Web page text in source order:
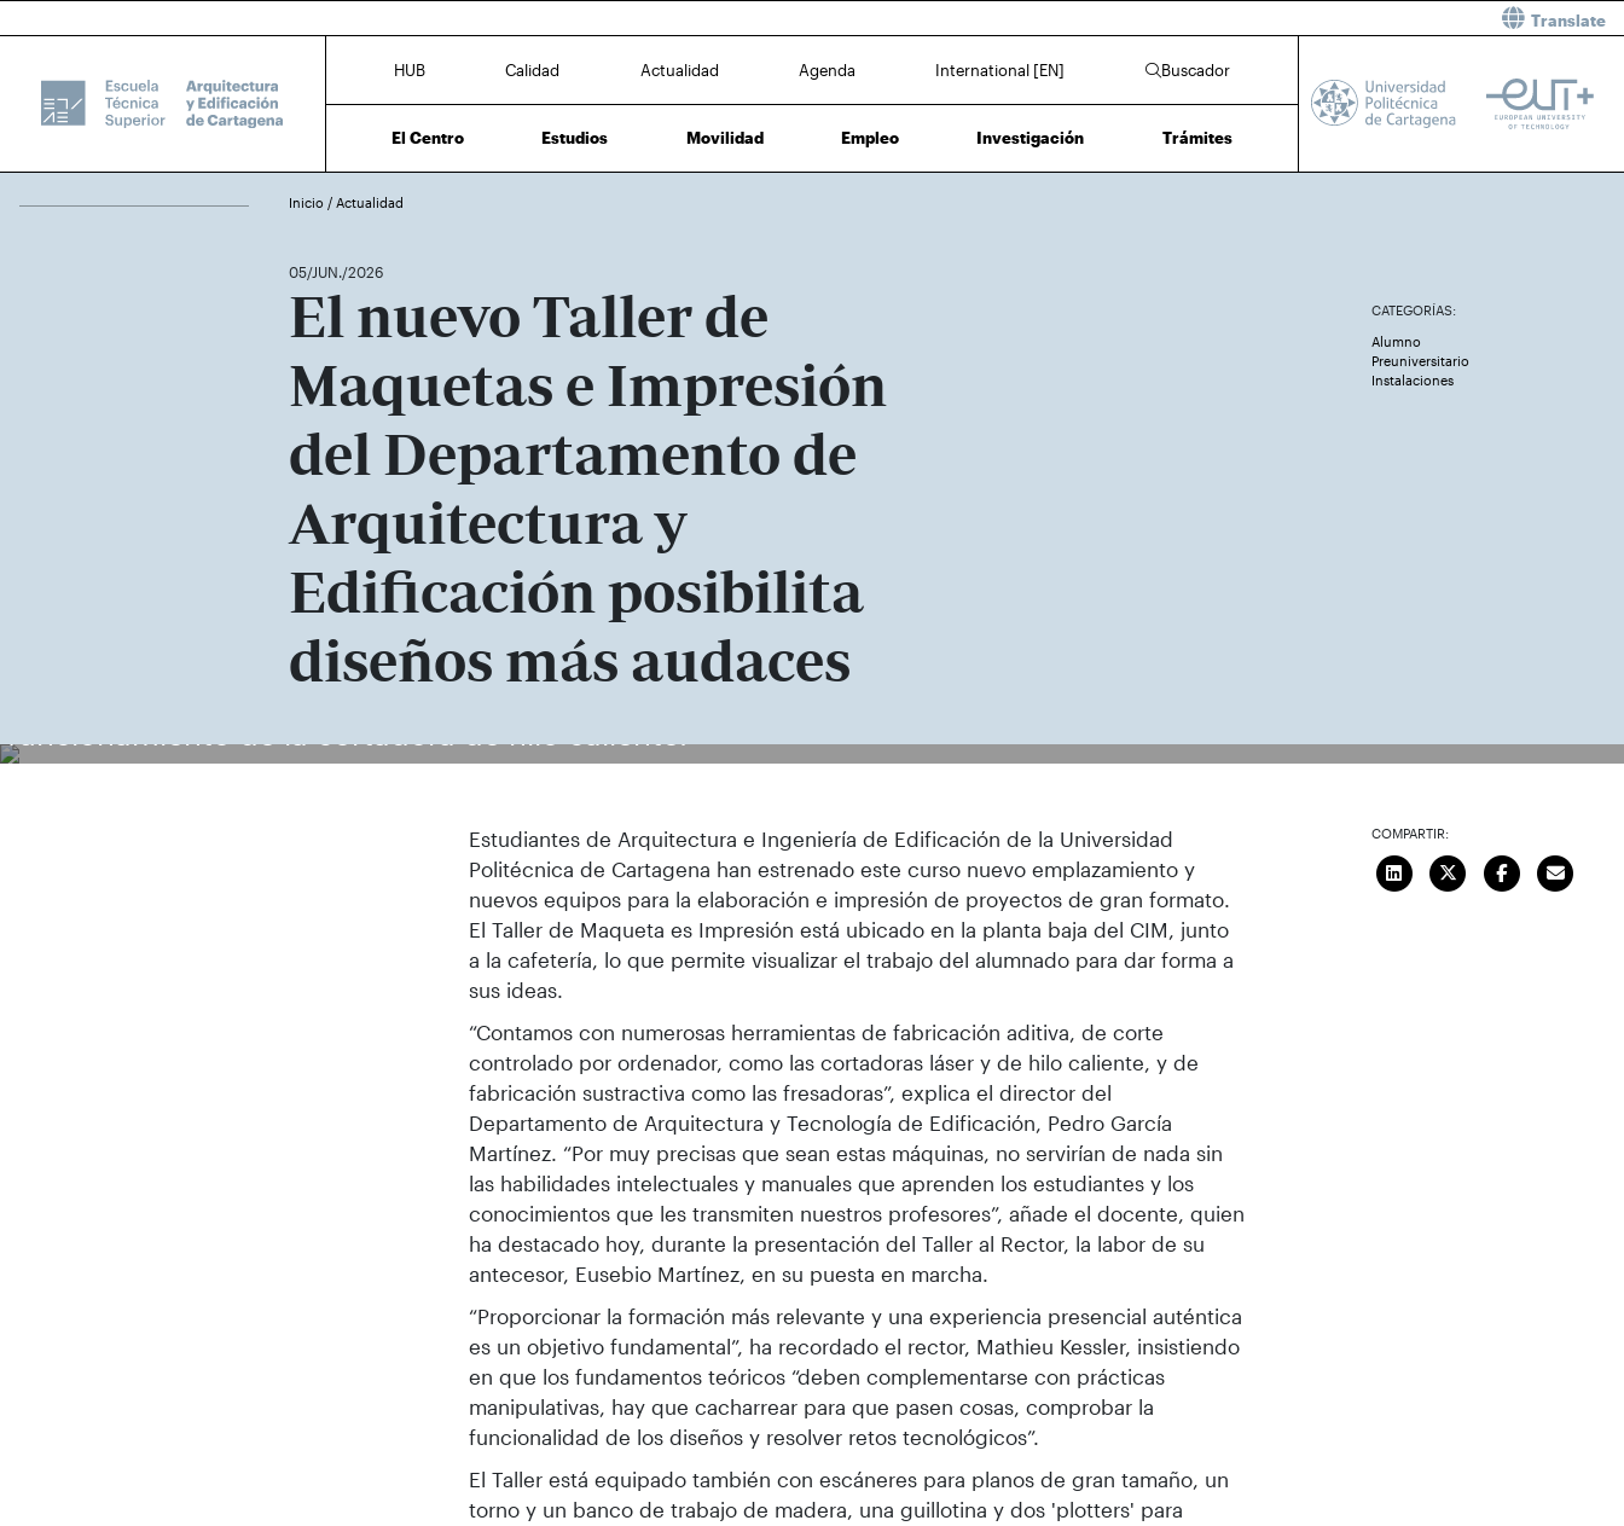
Translate
HUB Calidad Actualidad Agenda International [EN] Buscador
El Centro Estudios Movilidad Empleo Investigación Trámites
Inicio / Actualidad
05/JUN./2026
El nuevo Taller de
Maquetas e Impresión
del Departamento de
Arquitectura y
Edificación posibilita
diseños más audaces
CATEGORÍAS:
Alumno
Preuniversitario
Instalaciones
Raffaele Pérez, técnico del Departamento de Arquitectura y Tecnología de Edificación, explicando el
Estudiantes de Arquitectura e Ingeniería de Edificación de la Universidad
Politécnica de Cartagena han estrenado este curso nuevo emplazamiento y
nuevos equipos para la elaboración e impresión de proyectos de gran formato.
El Taller de Maqueta es Impresión está ubicado en la planta baja del CIM, junto
a la cafetería, lo que permite visualizar el trabajo del alumnado para dar forma a
sus ideas.
“Contamos con numerosas herramientas de fabricación aditiva, de corte
controlado por ordenador, como las cortadoras láser y de hilo caliente, y de
fabricación sustractiva como las fresadoras”, explica el director del
Departamento de Arquitectura y Tecnología de Edificación, Pedro García
Martínez. “Por muy precisas que sean estas máquinas, no servirían de nada sin
las habilidades intelectuales y manuales que aprenden los estudiantes y los
conocimientos que les transmiten nuestros profesores”, añade el docente, quien
ha destacado hoy, durante la presentación del Taller al Rector, la labor de su
antecesor, Eusebio Martínez, en su puesta en marcha.
“Proporcionar la formación más relevante y una experiencia presencial auténtica
es un objetivo fundamental”, ha recordado el rector, Mathieu Kessler, insistiendo
en que los fundamentos teóricos “deben complementarse con prácticas
manipulativas, hay que cacharrear para que pasen cosas, comprobar la
funcionalidad de los diseños y resolver retos tecnológicos”.
El Taller está equipado también con escáneres para planos de gran tamaño, un
torno y un banco de trabajo de madera, una guillotina y dos 'plotters' para
COMPARTIR: